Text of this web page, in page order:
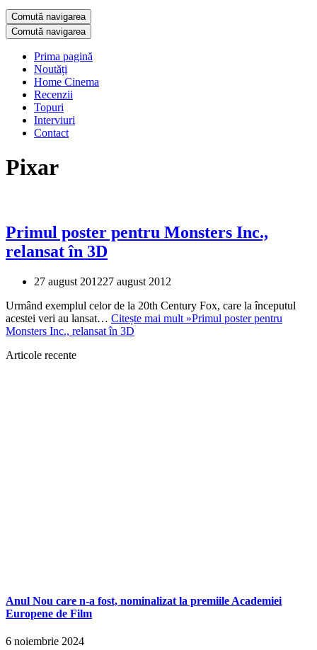
Comută navigarea
Comută navigarea
Prima pagină
Noutăți
Home Cinema
Recenzii
Topuri
Interviuri
Contact
Pixar
Primul poster pentru Monsters Inc.,
relansat în 3D
27 august 201227 august 2012
Urmând exemplul celor de la 20th Century Fox, care la începutul
acestei veri au lansat… Citește mai mult »Primul poster pentru
Monsters Inc., relansat în 3D
Articole recente
Anul Nou care n-a fost, nominalizat la premiile Academiei
Europene de Film
6 noiembrie 2024